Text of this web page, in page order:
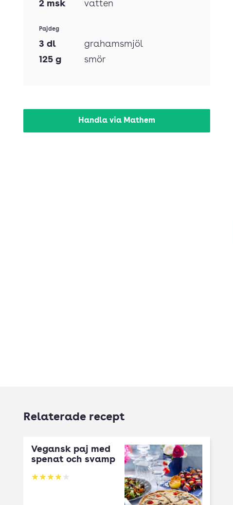
2 msk vatten
Pajdeg
3 dl
grahamsmjöl
125 g smör
Handla via Mathem
Relaterade recept
Vegansk paj med
spenat och svamp
Betyg: 3.85 av 5